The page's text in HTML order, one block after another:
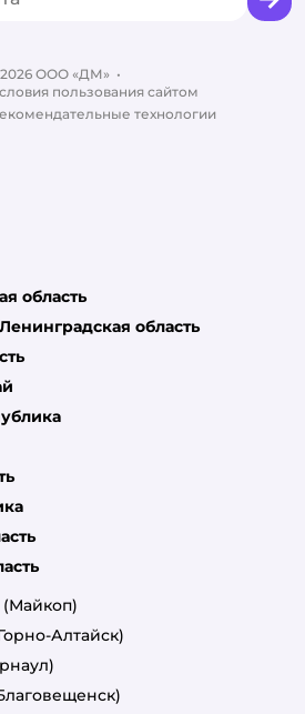
Блог
ООО «ДМ» •
пользования сайтом
технологии
область
область
(Майкоп)
Алтайск)